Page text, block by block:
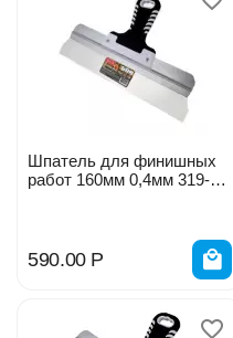
Шпатель для финишных
работ 160мм 0,4мм 319-
590.00 Р